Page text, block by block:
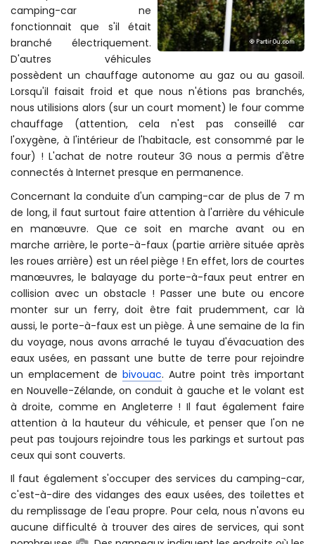
camping-car ne
fonctionnait que s'il était
branché électriquement.
D'autres véhicules
possèdent un chauffage autonome au gaz ou au gasoil.
Lorsqu'il faisait froid et que nous n'étions pas branchés,
nous utilisions alors (sur un court moment) le four comme
chauffage (attention, cela n'est pas conseillé car
l'oxygène, à l'intérieur de l'habitacle, est consommé par le
four) ! L'achat de notre routeur 3G nous a permis d'être
connectés à Internet presque en permanence.
Concernant la conduite d'un camping-car de plus de 7 m
de long, il faut surtout faire attention à l'arrière du véhicule
en manœuvre. Que ce soit en marche avant ou en
marche arrière, le porte-à-faux (partie arrière située après
les roues arrière) est un réel piège ! En effet, lors de courtes
manœuvres, le balayage du porte-à-faux peut entrer en
collision avec un obstacle ! Passer une bute ou encore
monter sur un ferry, doit être fait prudemment, car là
aussi, le porte-à-faux est un piège. À une semaine de la fin
du voyage, nous avons arraché le tuyau d'évacuation des
eaux usées, en passant une butte de terre pour rejoindre
un emplacement de bivouac. Autre point très important
en Nouvelle-Zélande, on conduit à gauche et le volant est
à droite, comme en Angleterre ! Il faut également faire
attention à la hauteur du véhicule, et penser que l'on ne
peut pas toujours rejoindre tous les parkings et surtout pas
ceux qui sont couverts.
Il faut également s'occuper des services du camping-car,
c'est-à-dire des vidanges des eaux usées, des toilettes et
du remplissage de l'eau propre. Pour cela, nous n'avons eu
aucune difficulté à trouver des aires de services, qui sont